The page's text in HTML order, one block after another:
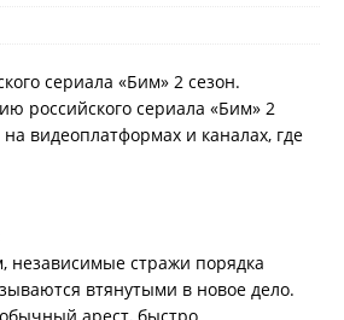
сериала «Бим» 2 сезон.
российского сериала «Бим» 2
видеоплатформах и каналах, где
стражи порядка
втянутыми в новое дело.